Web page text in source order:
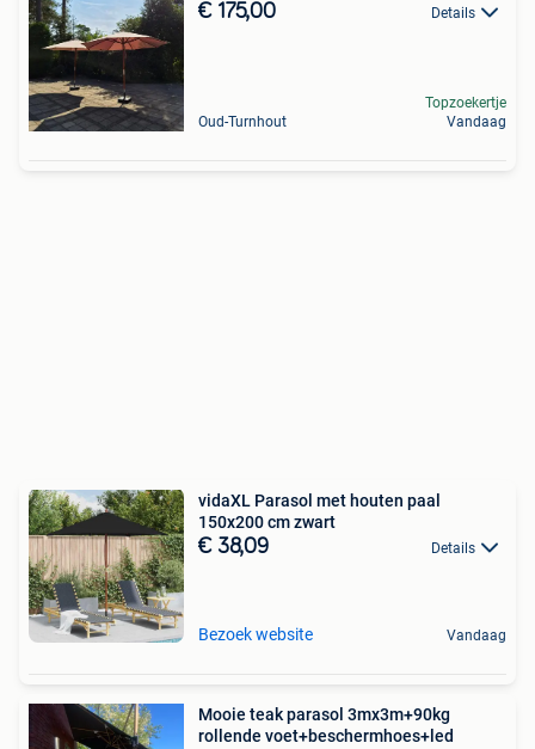
€ 175,00 Details
Oud-Turnhout
Topzoekertje
Vandaag
vidaXL Parasol met houten paal
150x200 cm zwart
€ 38,09 Details
Bezoek website Vandaag
Mooie teak parasol 3mx3m+90kg
rollende voet+beschermhoes+led